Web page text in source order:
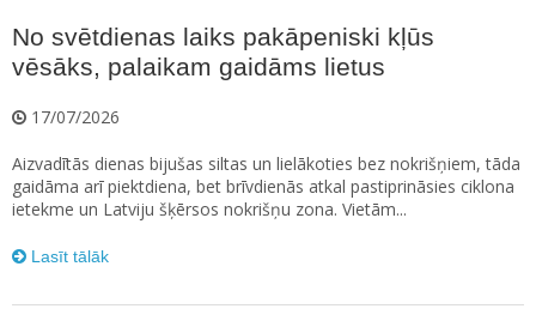
No svētdienas laiks pakāpeniski kļūs
vēsāks, palaikam gaidāms lietus
17/07/2026
Aizvadītās dienas bijušas siltas un lielākoties bez nokrišņiem, tāda
gaidāma arī piektdiena, bet brīvdienās atkal pastiprināsies ciklona
ietekme un Latviju šķērsos nokrišņu zona. Vietām...
Lasīt tālāk